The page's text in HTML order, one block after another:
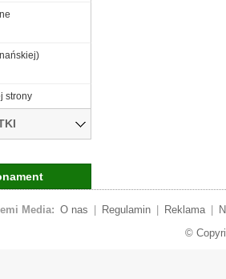
strony
Media: O nas Regulamin Reklama
©